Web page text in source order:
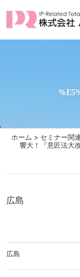
ホーム > セミナー関
響大！『意匠法大
広島
広島